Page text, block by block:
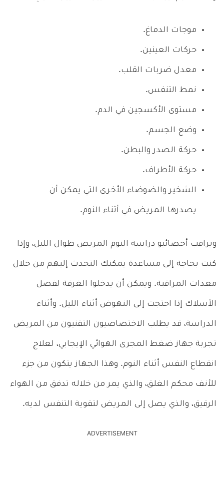
موجات الدماغ.
حركات العينين.
معدل ضربات القلب.
نمط التنفس.
مستوى الأكسجين في الدم.
وضع الجسم.
حركة الصدر والبطن.
حركة الأطراف.
الشخير والضوضاء الأخرى التي يمكن أن
يصدرها المريض في أثناء النوم.
ويراقب أخصائيو دراسة النوم المريض طوال الليل، وإذا
كنت بحاجة إلى مساعدة يمكنك التحدث إليهم من خلال
معدات المراقبة. ويمكن أن يدخلوا الغرفة لفصل
الأسلاك إذا احتجت إلى النهوض أثناء الليل. وأثناء
الدراسة، قد يطلب الاختصاصيون التقنيون من المريض
تجربة جهاز ضغط المجرى الهوائي الإيجابي، لعلاج
انقطاع النفس أثناء النوم. وهذا الجهاز يتكون من جزء
للأنف محكم الغلق، والذي يمر من خلاله تدفق من الهواء
الرقيق، والذي يصل إلى المريض لتقوية التنفس لديه.
ADVERTISEMENT